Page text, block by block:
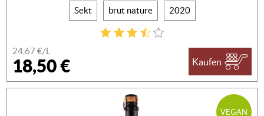
Sekt brut nature 2020
24,67 €/L
18,50 € Kaufen
VEGAN